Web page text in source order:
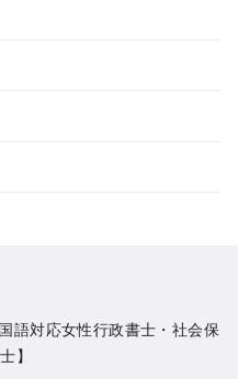
語対応女性行政書士・社会保
】